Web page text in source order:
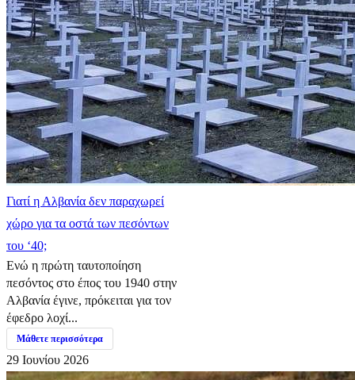
Γιατί η Αλβανία δεν παραχωρεί
χώρο για τα οστά των πεσόντων
του ‘40;
Ενώ η πρώτη ταυτοποίηση
πεσόντος στο έπος του 1940 στην
Αλβανία έγινε, πρόκειται για τον
έφεδρο λοχί...
Μάθετε περισσότερα
29 Ιουνίου 2026